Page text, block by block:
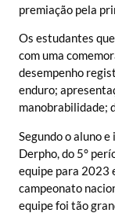
premiação pela
Os estudantes
com uma
desempenho
enduro;
manobrabilidade;
Segundo o aluno
Derpho, do 5°
equipe para 2023
campeonato
equipe foi tão